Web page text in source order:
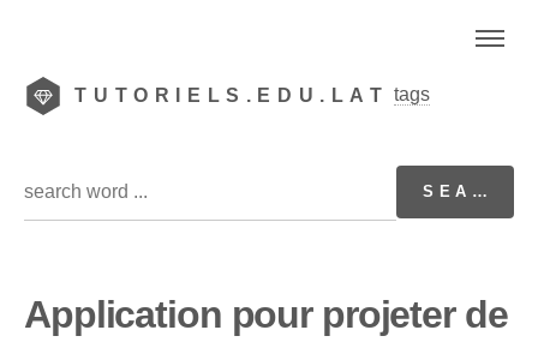
TUTORIELS.EDU.LAT tags
Application pour projeter de